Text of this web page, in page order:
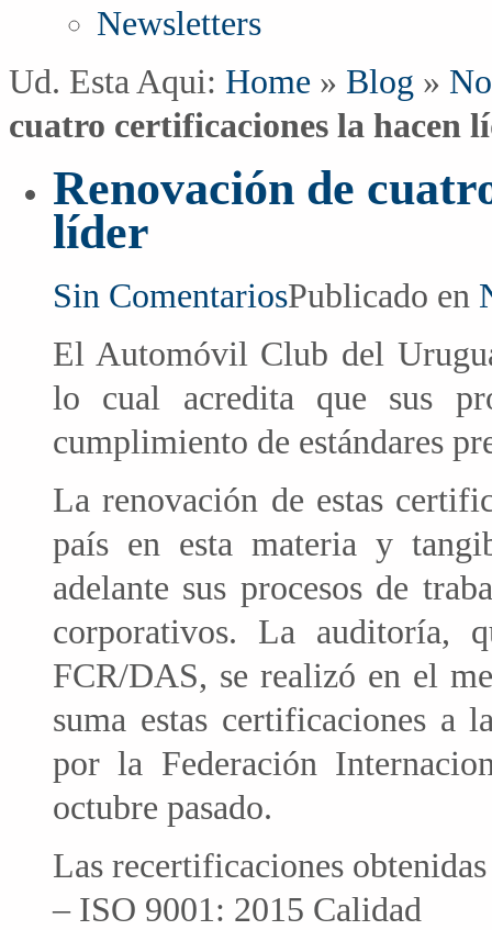
Newsletters
Ud. Esta Aqui: Home » Blog »
cuatro certificaciones la hacen
Renovación de
líder
Sin ComentariosPublicado en
El Automóvil Club del
lo cual acredita que sus
cumplimiento de estándares
La renovación de estas
país en esta materia y
adelante sus procesos de
corporativos. La auditoría,
FCR/DAS, se realizó en el
suma estas certificaciones a
por la Federación
octubre pasado.
Las recertificaciones
– ISO 9001: 2015 Calidad